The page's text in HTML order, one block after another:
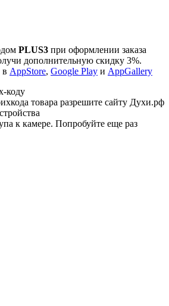
PLUS3 при оформлении заказа
дополнительную скидку 3%.
в AppStore, Google Play и AppGallery
коду
товара разрешите сайту Духи.рф
к камере. Попробуйте еще раз